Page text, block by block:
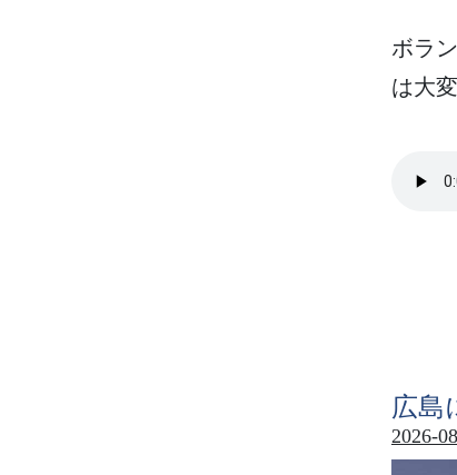
ボラ
は大変
広島
2026-